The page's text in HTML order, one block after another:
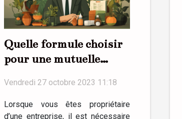
Quelle formule choisir
pour une mutuelle
Vendredi 27 octobre 2023 11:18
Lorsque vous êtes propriétaire
d’une entreprise, il est nécessaire